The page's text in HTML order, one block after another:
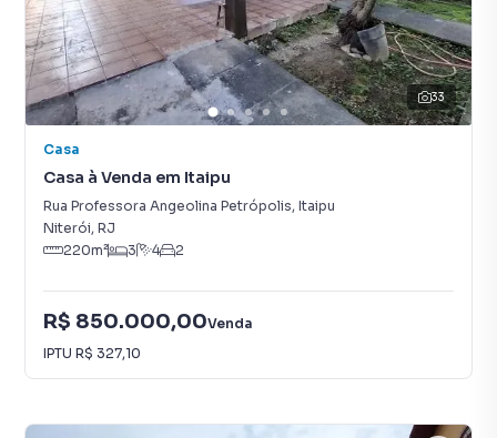
33
Casa
Casa à Venda em Itaipu
Rua Professora Angeolina Petrópolis, Itaipu
Niterói, RJ
220m² 3 4 2
R$ 850.000,00Venda
IPTU R$ 327,10